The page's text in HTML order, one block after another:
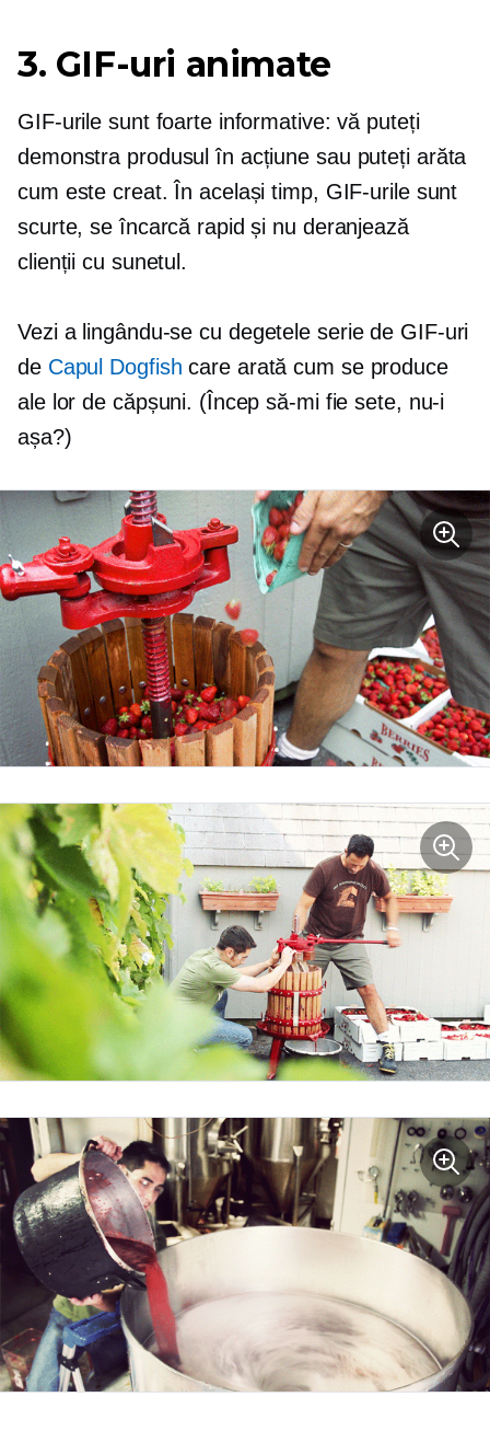
3. GIF-uri animate
GIF-urile sunt foarte informative: vă puteți
demonstra produsul în acțiune sau puteți arăta
cum este creat. În același timp, GIF-urile sunt
scurte, se încarcă rapid și nu deranjează
clienții cu sunetul.
Vezi a lingându-se cu degetele serie de GIF-uri
de Capul Dogfish care arată cum se produce
ale lor de căpșuni. (Încep să-mi fie sete, nu-i
așa?)